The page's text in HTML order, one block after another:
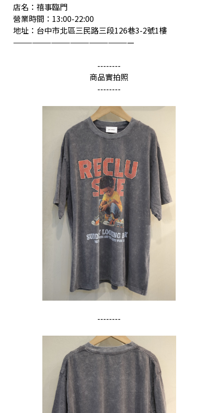
店名：禧事臨門
營業時間：13:00-22:00
地址：台中市北區三民路三段126巷3-2號1樓
———————————————————
--------
商品實拍照
--------
--------